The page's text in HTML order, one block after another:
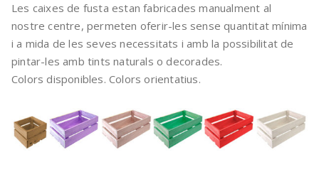
Les caixes de fusta estan fabricades manualment al
nostre centre, permeten oferir-les sense quantitat mínima
i a mida de les seves necessitats i amb la possibilitat de
pintar-les amb tints naturals o decorades.
Colors disponibles. Colors orientatius.